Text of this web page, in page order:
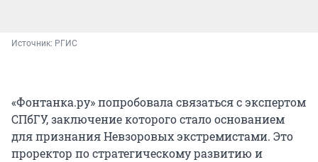
Источник: РГИС
«Фонтанка.ру» попробовала связаться с экспертом
СПбГУ, заключение которого стало основанием
для признания Невзоровых экстремистами. Это
проректор по стратегическому развитию и